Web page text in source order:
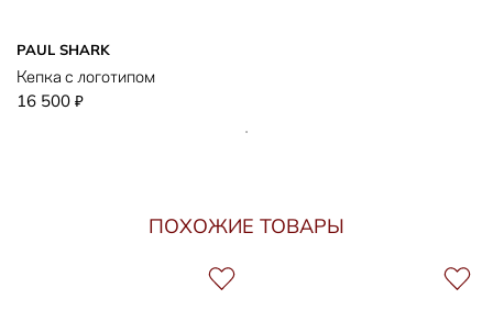
PAUL SHARK
Кепка с логотипом
16 500 ₽
ПОХОЖИЕ ТОВАРЫ